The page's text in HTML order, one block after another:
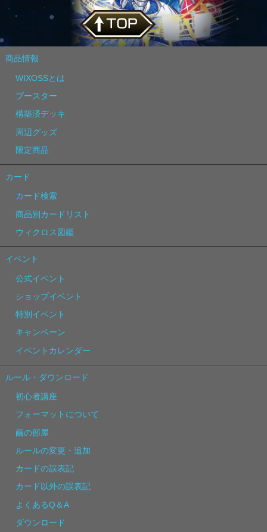
商品情報
WIXOSSとは
ブースター
構築済デッキ
周辺グッズ
限定商品
カード
カード検索
商品別カードリスト
ウィクロス図鑑
イベント
公式イベント
ショップイベント
特別イベント
キャンペーン
イベントカレンダー
ルール・ダウンロード
初心者講座
フォーマットについて
繭の部屋
ルールの変更・追加
カードの誤表記
カード以外の誤表記
よくあるQ＆A
ダウンロード